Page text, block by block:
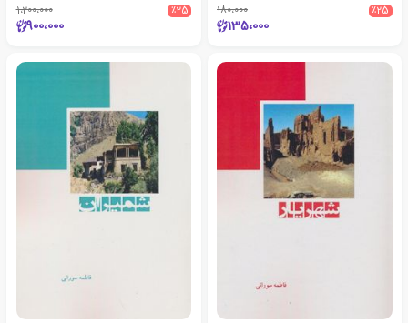
٪25 180،000
135،000
٪25 1،200،000
900،000